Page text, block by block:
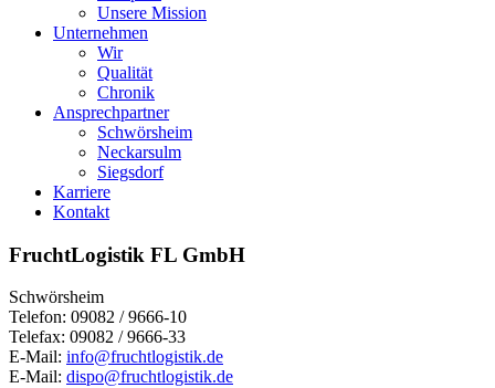
Unsere Mission
Unternehmen
Wir
Qualität
Chronik
Ansprechpartner
Schwörsheim
Neckarsulm
Siegsdorf
Karriere
Kontakt
FruchtLogistik FL GmbH
Schwörsheim
Telefon: 09082 / 9666-10
Telefax: 09082 / 9666-33
E-Mail: info@fruchtlogistik.de
E-Mail: dispo@fruchtlogistik.de